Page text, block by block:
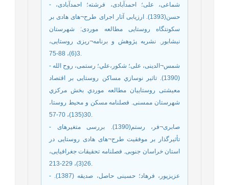
- شماعی، علی؛ احمدآبادی، فرشته؛ احمدآبادی،
حسن(1393). ارزیابی آثار اجرای طرح¬های هادی بر
سکونتگاه روستایی مطالعه موردی: شهرستان
نیشابور. نشریه پژوهش و برنامه¬ریزی روستایی،
3(6)، 88-75.
- شمس¬الدینی، علی؛ شکور،علي؛ رستمی، روح الله
(1390). تاثیر نوسازي مساکن روستایی بر اقتصاد
معیشتی روستاییان مطالعه موردي بخش مرکزي
شهرستان ممسنی. فصلنامه مسکن و محیط روستا،
30(135)، 70-57.
- صابری¬فر، رستم(1390). بررسی متغیرهای
تأثیرگذار بر موفقیت طرح¬های هادی روستایی در
استان خراسان جنوبی. فصلنامه تحقیقات جغرافیایی،
26(3)، 229-213.
- عزیزپور، فرهاد؛ حسینی حاصل، صدیقه (1387).